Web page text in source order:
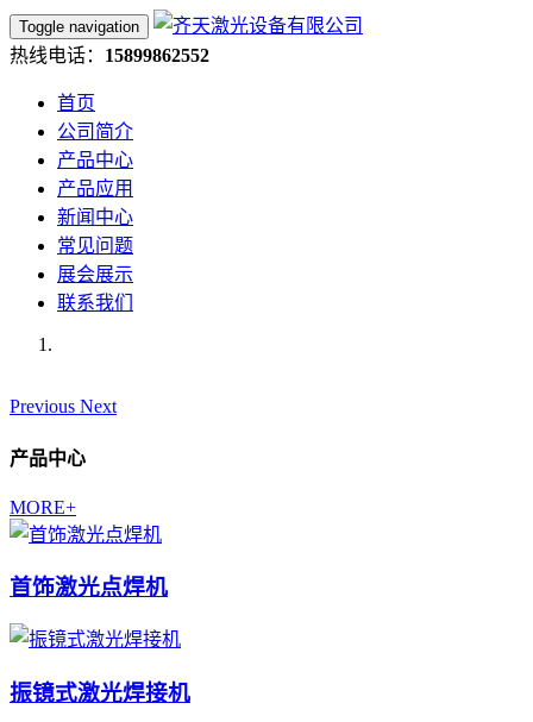
Toggle navigation
热线电话： 15899862552
首页
公司简介
产品中心
产品应用
新闻中心
常见问题
展会展示
联系我们
Previous Next
产品中心
MORE+
首饰激光点焊机
振镜式激光焊接机